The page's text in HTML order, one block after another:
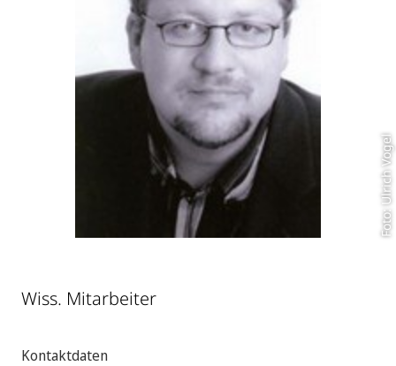
Foto: Ulrich Vogel
Wiss. Mitarbeiter
Kontaktdaten